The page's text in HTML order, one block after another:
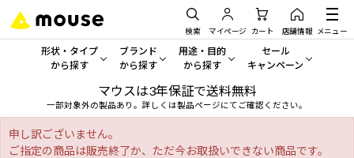
検索 マイページ カート 店舗情報 メニュー
形状・タイプ
から探す
形状・タイプから探す をすべてみる
デスクトップPC
ブランド
から探す
mouse
用途・目的
から探す
一般向けパソコン
セール
キャンペーン
セール・キャンペー
人気モデルが期間限定・お
マウスは3年保証で送料無料
一部対象外の製品あり。詳しくは製品ページにてご確認ください。
申し訳ございません。
ご指定の商品は販売終了か、ただ今お取扱いできない商品です。